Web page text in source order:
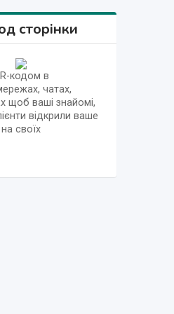
сторінки
кодом в
чатах,
щоб ваші знайомі,
відкрили ваше
своїх